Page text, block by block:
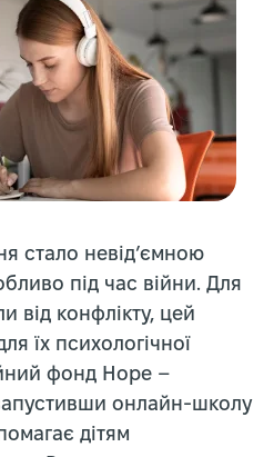
стало невід’ємною
під час війни. Для
від конфлікту, цей
їх психологічної
фонд Hope –
онлайн-школу
дітям